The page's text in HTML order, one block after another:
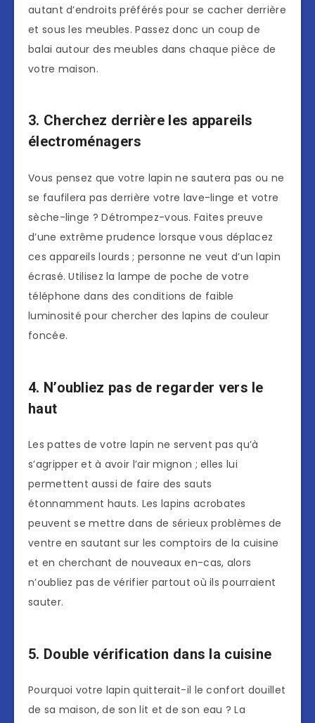
autant d’endroits préférés pour se cacher derrière
et sous les meubles. Passez donc un coup de
balai autour des meubles dans chaque pièce de
votre maison.
3. Cherchez derrière les appareils
électroménagers
Vous pensez que votre lapin ne sautera pas ou ne
se faufilera pas derrière votre lave-linge et votre
sèche-linge ? Détrompez-vous. Faites preuve
d’une extrême prudence lorsque vous déplacez
ces appareils lourds ; personne ne veut d’un lapin
écrasé. Utilisez la lampe de poche de votre
téléphone dans des conditions de faible
luminosité pour chercher des lapins de couleur
foncée.
4. N’oubliez pas de regarder vers le
haut
Les pattes de votre lapin ne servent pas qu’à
s’agripper et à avoir l’air mignon ; elles lui
permettent aussi de faire des sauts
étonnamment hauts. Les lapins acrobates
peuvent se mettre dans de sérieux problèmes de
ventre en sautant sur les comptoirs de la cuisine
et en cherchant de nouveaux en-cas, alors
n’oubliez pas de vérifier partout où ils pourraient
sauter.
5. Double vérification dans la cuisine
Pourquoi votre lapin quitterait-il le confort douillet
de sa maison, de son lit et de son eau ? La